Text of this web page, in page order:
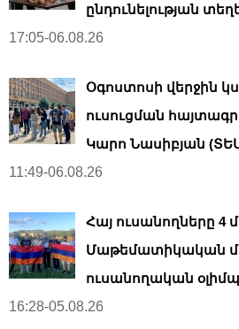
ընդունելության
17:05-06.08.26
Օգոստոսի վերջին
ուսուցման
Կարո Նասիբյան
11:49-06.08.26
Հայ ուսանողները 4
Մաթեմատիկական
ուսանողական
16:28-05.08.26